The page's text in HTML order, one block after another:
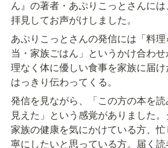
ん』の著者・あぷりこっとさんには、
拝見してお声がけしました。
あぷりこっとさんの発信には「料
当・家族ごはん」というかけ合わ
理なく体に優しい食事を家族に届
はっきり伝わってくる。
発信を見ながら、「この方の本を
見えた」という感覚がありました。
家族の健康を気にかけている方、
寧にしたいと思っている方。届く